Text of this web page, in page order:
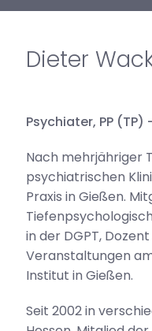
Dieter
Psychiater, PP (TP)
Nach mehrjähriger
psychiatrischen
Praxis in Gießen.
in der DGPT,
Veranstaltungen
Institut in Gießen.
Seit 2002 in